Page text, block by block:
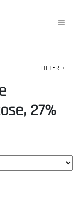
FILTER +
27%